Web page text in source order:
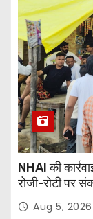
NHAI की
रोजी-रोटी पर
Aug 5, 2026